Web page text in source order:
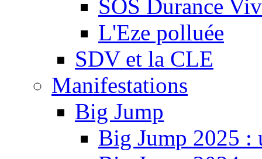
SOS Durance
L'Eze polluée
SDV et la CLE
Manifestations
Big Jump
Big Jump 2025 :